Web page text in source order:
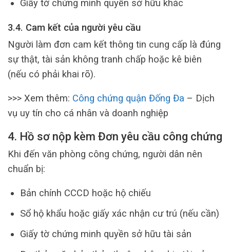
Giấy tờ chứng minh quyền sở hữu khác
3.4. Cam kết của người yêu cầu
Người làm đơn cam kết thông tin cung cấp là đúng
sự thật, tài sản không tranh chấp hoặc kê biên
(nếu có phải khai rõ).
>>> Xem thêm: Công chứng quận Đống Đa – Dịch
vụ uy tín cho cá nhân và doanh nghiệp
4. Hồ sơ nộp kèm Đơn yêu cầu công chứng
Khi đến văn phòng công chứng, người dân nên
chuẩn bị:
Bản chính CCCD hoặc hộ chiếu
Sổ hộ khẩu hoặc giấy xác nhận cư trú (nếu cần)
Giấy tờ chứng minh quyền sở hữu tài sản